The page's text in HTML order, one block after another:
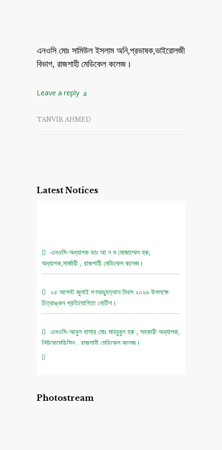
এনওসি মোঃ সামিউল ইসলাম অনি,প্রভাষক,ভাইরোলজী
বিভাগ, রাজশাহী মেডিকেল কলেজ।
Leave a reply
TANVIR AHMED
Latest Notices
এনওসি-অধ্যাপক ডাঃ আ ন ম মোজাম্মেল হক,
অধ্যাপক,সার্জারী , রাজশাহী মেডিকেল কলেজ।
০৫ আগস্ট জুলাই গণঅভ্যুত্থান দিবস ২০২৬ উপলক্ষে
চিত্রাঙ্কন প্রতিযোগিতা নোটিশ।
এনওসি-আবুল বাসার মোঃ মাহবুবুল হক , সহকারী অধ্যাপক,
নিউরোমেডিসিন , রাজশাহী মেডিকেল কলেজ।
Photostream